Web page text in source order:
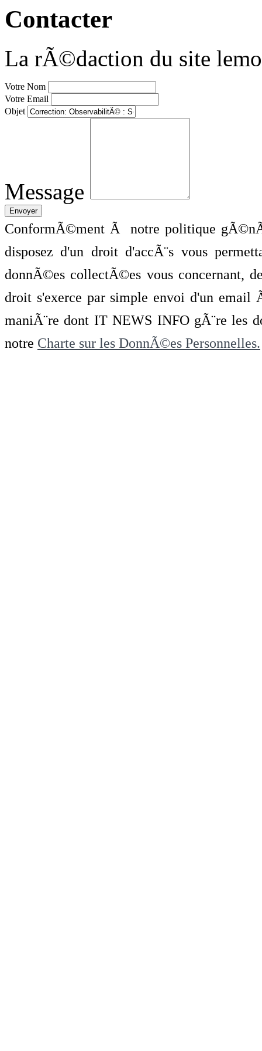
Contacter
La rÃ©daction du site
Votre Nom
Votre Email
Objet
Message
ConformÃ©ment Ã notre politique
disposez d'un droit d'accÃ¨s vous
donnÃ©es collectÃ©es vous concernant,
droit s'exerce par simple envoi d'un
maniÃ¨re dont IT NEWS INFO gÃ¨re les
notre Charte sur les DonnÃ©es Personnelles.